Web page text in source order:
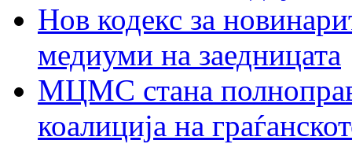
Нов кодекс за
медиуми на заедницата
МЦМС стана
коалиција на